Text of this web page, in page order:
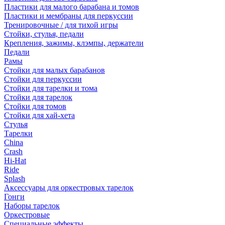
Пластики для малого барабана и томов
Пластики и мембраны для перкуссии
Тренировочные / для тихой игры
Стойки, стулья, педали
Крепления, зажимы, клэмпы, держатели
Педали
Рамы
Стойки для малых барабанов
Стойки для перкуссии
Стойки для тарелки и тома
Стойки для тарелок
Стойки для томов
Стойки для хай-хета
Стулья
Тарелки
China
Crash
Hi-Hat
Ride
Splash
Аксессуары для оркестровых тарелок
Гонги
Наборы тарелок
Оркестровые